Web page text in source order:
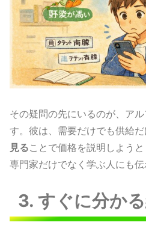
その疑問の先にいるのが、ア
す。彼は、需要だけでも供給だ
見ることで価格を説明しよう
専門家だけでなく学ぶ人にも伝
3. すぐに分か